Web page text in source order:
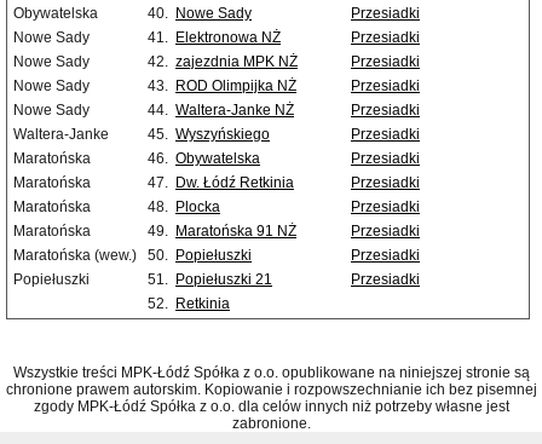
Obywatelska
40. Nowe Sady
Przesiadki
Nowe Sady
41. Elektronowa NŻ
Przesiadki
Nowe Sady
42. zajezdnia MPK NŻ
Przesiadki
Nowe Sady
43. ROD Olimpijka NŻ
Przesiadki
Nowe Sady
44. Waltera-Janke NŻ
Przesiadki
Waltera-Janke
45. Wyszyńskiego
Przesiadki
Maratońska
46. Obywatelska
Przesiadki
Maratońska
47. Dw. Łódź Retkinia
Przesiadki
Maratońska
48. Plocka
Przesiadki
Maratońska
49. Maratońska 91 NŻ
Przesiadki
Maratońska (wew.)
50. Popiełuszki
Przesiadki
Popiełuszki
51. Popiełuszki 21
Przesiadki
52. Retkinia
Wszystkie treści MPK-Łódź Spółka z o.o. opublikowane na niniejszej stronie są
chronione prawem autorskim. Kopiowanie i rozpowszechnianie ich bez pisemnej
zgody MPK-Łódź Spółka z o.o. dla celów innych niż potrzeby własne jest
zabronione.